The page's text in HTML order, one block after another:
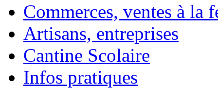
Commerces, ventes à la
Artisans, entreprises
Cantine Scolaire
Infos pratiques